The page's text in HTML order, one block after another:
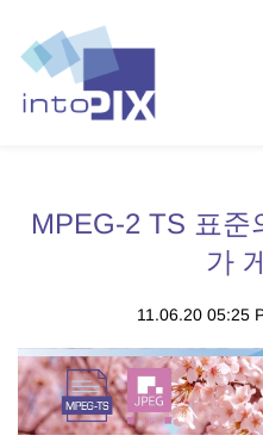
MPEG-2 TS 표준
가
11.06.20 05:25